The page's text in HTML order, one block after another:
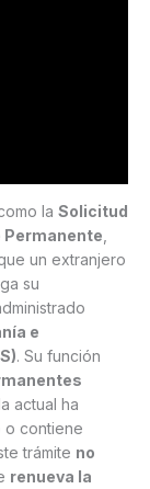
la Solicitud
Permanente
un extranjero
su
e
. Su función
actual ha
o contiene
trámite no
renueva la